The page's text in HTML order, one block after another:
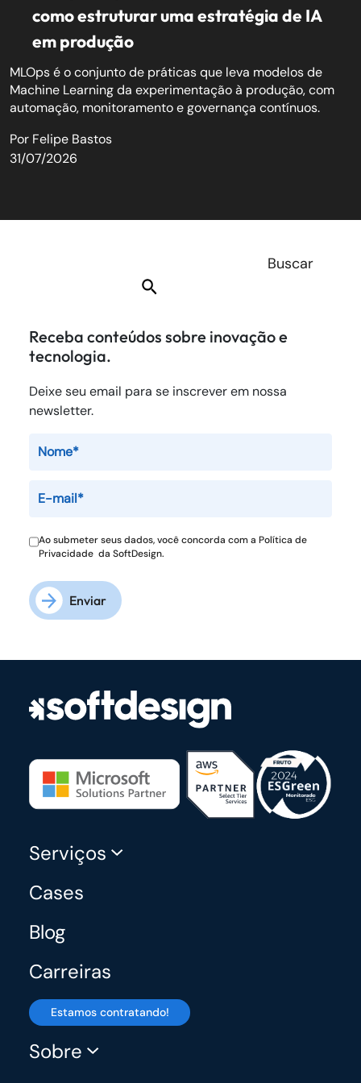
como estruturar uma estratégia de IA
em produção
MLOps é o conjunto de práticas que leva modelos de
Machine Learning da experimentação à produção, com
automação, monitoramento e governança contínuos.
Por Felipe Bastos
31/07/2026
Receba conteúdos sobre inovação e
tecnologia.
Deixe seu email para se inscrever em nossa
newsletter.
Ao submeter seus dados, você concorda com a Política de
Privacidade da SoftDesign.
Enviar
Serviços
Cases
Blog
Carreiras
Estamos contratando!
Sobre